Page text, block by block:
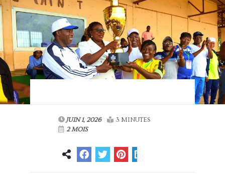
JUIN 1, 2026
3 MINUTES
2 MOIS